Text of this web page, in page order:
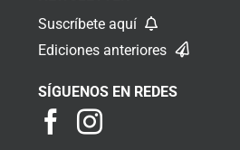
Suscríbete aquí
Ediciones anteriores
SÍGUENOS EN REDES